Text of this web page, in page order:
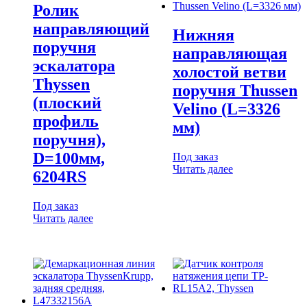
Ролик
направляющий
поручня
эскалатора
Thyssen
(плоский
профиль
поручня),
D=100мм,
6204RS
Под заказ
Читать далее
Нижняя
направляющая
холостой ветви
поручня Thussen
Velino (L=3326
мм)
Под заказ
Читать далее